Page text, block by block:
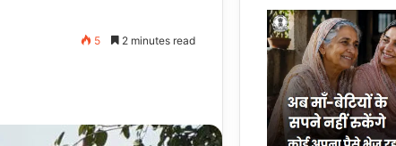
5 2 minutes read